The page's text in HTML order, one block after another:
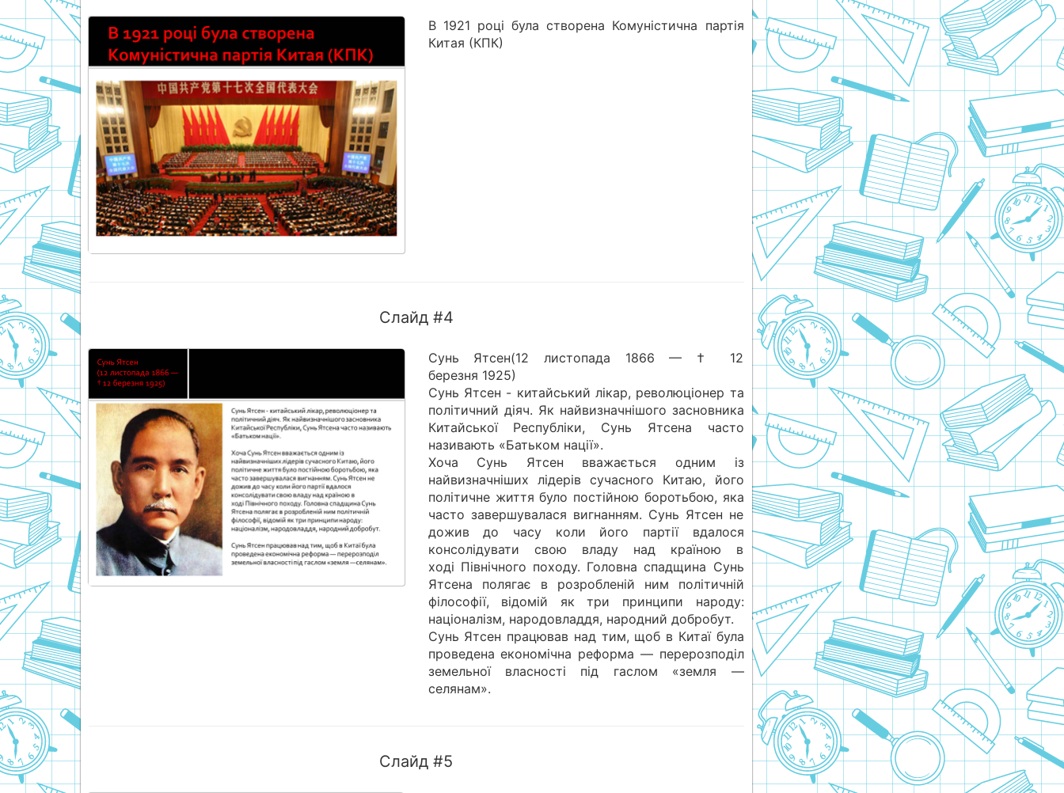
В 1921 році була створена Комуністична партія
Китая (КПК)
Слайд #4
Сунь Ятсен(12 листопада 1866 — † 12
березня 1925)
Сунь Ятсен - китайський лікар, революціонер та
політичний діяч. Як найвизначнішого засновника
Китайської Республіки, Сунь Ятсена часто
називають «Батьком нації».
Хоча Сунь Ятсен вважається одним із
найвизначніших лідерів сучасного Китаю, його
політичне життя було постійною боротьбою, яка
часто завершувалася вигнанням. Сунь Ятсен не
дожив до часу коли його партії вдалося
консолідувати свою владу над країною в
ході Північного походу. Головна спадщина Сунь
Ятсена полягає в розробленій ним політичній
філософії, відомій як три принципи народу:
націоналізм, народовладдя, народний добробут.
Сунь Ятсен працював над тим, щоб в Китаї була
проведена економічна реформа — перерозподіл
земельної власності під гаслом «земля —​
селянам».
Слайд #5